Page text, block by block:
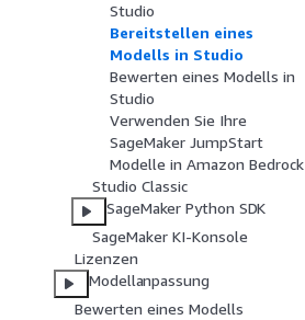
Studio
Bereitstellen eines
Modells in Studio
Bewerten eines Modells in
Studio
Verwenden Sie Ihre
SageMaker JumpStart
Modelle in Amazon Bedrock
Studio Classic
SageMaker Python SDK
SageMaker KI-Konsole
Lizenzen
Modellanpassung
Bewerten eines Modells